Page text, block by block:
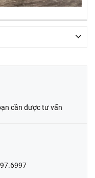
cần được tư vấn